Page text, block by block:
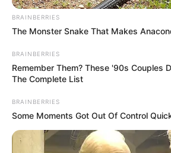
BRAINBERRIES
The Monster Snake That Makes
BRAINBERRIES
Remember Them? These '90s Couples
The Complete List
BRAINBERRIES
Some Moments Got Out Of Control